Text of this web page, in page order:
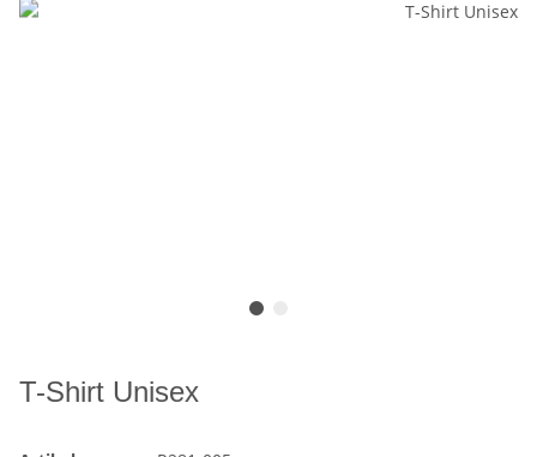
T-Shirt Unisex